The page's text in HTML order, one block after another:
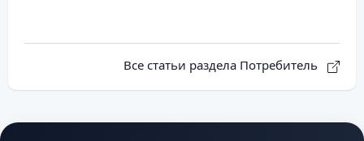
Все статьи раздела Потребитель